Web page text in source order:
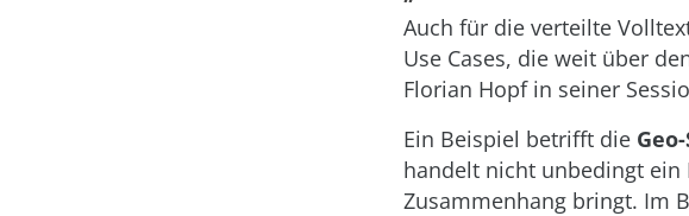
Auch für die verteilte
Use Cases, die weit über
Florian Hopf in seiner
Ein Beispiel betrifft die
handelt nicht unbedingt
Zusammenhang bringt. Im